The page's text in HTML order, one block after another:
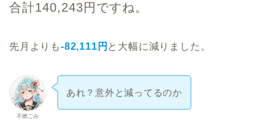
合計140,243円ですね。
先月よりも‐82,111円 と大幅に減りました。
不燃ごみ
あれ？意外と減ってるのか